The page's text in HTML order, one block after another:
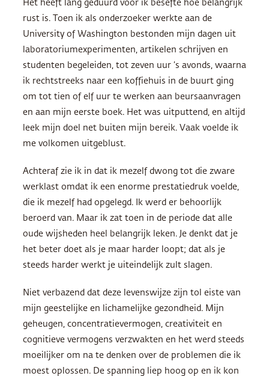
Het heeft lang geduurd voor ik besefte hoe belangrijk
rust is. Toen ik als onderzoeker werkte aan de
University of Washington bestonden mijn dagen uit
laboratoriumexperimenten, artikelen schrijven en
studenten begeleiden, tot zeven uur ’s avonds, waarna
ik rechtstreeks naar een koffiehuis in de buurt ging
om tot tien of elf uur te werken aan beursaanvragen
en aan mijn eerste boek. Het was uitputtend, en altijd
leek mijn doel net buiten mijn bereik. Vaak voelde ik
me volkomen uitgeblust.
Achteraf zie ik in dat ik mezelf dwong tot die zware
werklast omdat ik een enorme prestatiedruk voelde,
die ik mezelf had opgelegd. Ik werd er behoorlijk
beroerd van. Maar ik zat toen in de periode dat alle
oude wijsheden heel belangrijk leken. Je denkt dat je
het beter doet als je maar harder loopt; dat als je
steeds harder werkt je uiteindelijk zult slagen.
Niet verbazend dat deze levenswijze zijn tol eiste van
mijn geestelijke en lichamelijke gezondheid. Mijn
geheugen, concentratievermogen, creativiteit en
cognitieve vermogens verzwakten en het werd steeds
moeilijker om na te denken over de problemen die ik
moest oplossen. De spanning liep hoog op en ik kon